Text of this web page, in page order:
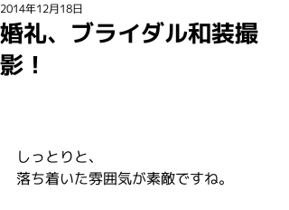
婚礼、ブライダル和装撮
影！
2014年12月18日
しっとりと、
落ち着いた雰囲気が素敵ですね。